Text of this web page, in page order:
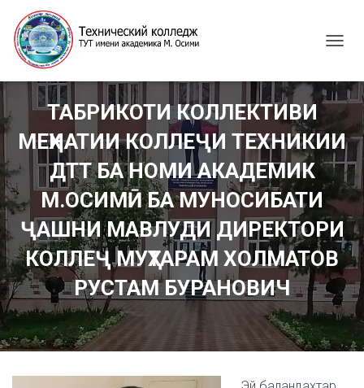
G
G
L
N
A
V
G
A
T
I
O
ТАБРИКОТИ КОЛЛЕКТИВИ
МЕҲНАТИИ КОЛЛЕҶИ ТЕХНИКИИ
ДТТ БА НОМИ АКАДЕМИК
М.ОСИМӢ БА МУНОСИБАТИ
ҶАШНИ МАВЛУДИ ДИРЕКТОРИ
КОЛЛЕҶ МУҲТАРАМ ХОЛМАТОВ
РУСТАМ БУРАНОВИЧ